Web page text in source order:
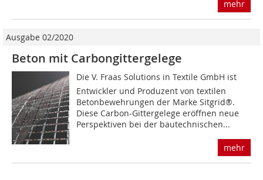
mehr
Ausgabe 02/2020
Beton mit Carbongittergelege
Die V. Fraas Solutions in Textile GmbH ist
Entwickler und Produzent von textilen
Betonbewehrungen der Marke Sitgrid®.
Diese Carbon-Gittergelege eröffnen neue
Perspektiven bei der bautechnischen...
mehr